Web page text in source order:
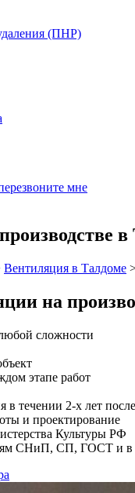
(ПНР)
мне
в
Вентиляция в Талдоме
на
сложности
этапе работ
течении 2-х лет
и проектирование
Культуры РФ
СНиП, СП, ГОСТ и в